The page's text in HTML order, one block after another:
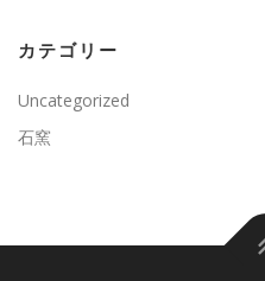
カテゴリー
Uncategorized
石窯